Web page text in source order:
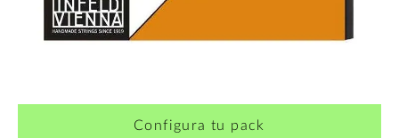
Configura tu pack